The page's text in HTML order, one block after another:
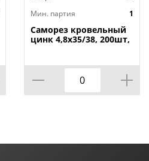
Мин. партия
1
Саморез кровельный
цинк 4,8х35/38, 200шт,